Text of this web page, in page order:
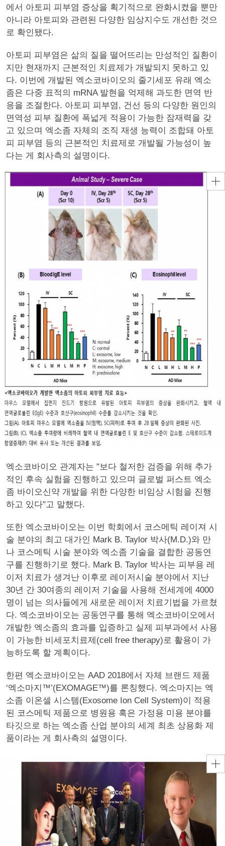
에서 아토피 피부염 증상을 획기적으로 완화시켰을 뿐만
아니라 아토피와 관련된 다양한 임상지수도 개선한 것으
로 확인됐다.
아토피 피부염은 삶의 질을 떨어뜨리는 만성적인 질환이
지만 현재까지 근본적인 치료제가 개발되지 못하고 있
다. 이번에 개발된 엑소코바이오의 줄기세포 유래 엑소
좀은 다중 표적의 mRNA 발현을 억제해 과도한 면역 반
응을 조절한다. 아토피 피부염, 건선 등의 다양한 원인의
면역성 피부 질환에 폭넓게 적용이 가능한 잠재력을 갖
고 있으며 엑소좀 자체의 조직 재생 능력이 조합돼 아토
피 피부염 등의 근본적인 치료제로 개발될 가능성이 높
다는 게 회사측의 설명이다.
엑소코바이오 관계자는 "보다 철저한 검증을 위해 추가
적인 후속 실험을 진행하고 있으며 글로벌 퍼스트 엑소
좀 바이오신약 개발을 위한 다양한 비임상 시험을 진행
하고 있다"고 말했다.
또한 엑소코바이오는 이번 학회에서 코스메틱 레이져 시
술 분야의 최고 대가인 Mark B. Taylor 박사(M.D.)와 만
나 코스메틱 시술 분야와 엑소좀 기술을 결합한 공동연
구를 진행하기로 했다. Mark B. Taylor 박사는 피부용 레
이저 치료가 생겨난 이후로 레이저시술 분야에서 지난
30년 간 30여종의 레이저 기술을 사용해 전세계에 4000
명이 넘는 의사들에게 새로운 레이저 치료기법을 가르쳤
다. 엑소코바이오는 공동연구를 통해 엑소코바이오에서
개발한 엑소좀의 효과를 입증하고 실제 피부과에서 사용
이 가능한 비세포치료제(cell free therapy)로 활용이 가
능하도록 할 계획이다.
한편 엑소코바이오는 AAD 2018에서 자체 브랜드 제품
‘엑소마지™’(EXOMAGE™)를 론칭했다. 엑소마지는 엑
소좀 이온셀 시스템(Exosome Ion Cell System)이 적용
된 코스메틱 제품으로 병원용 혹은 가정용 미용 분야를
타깃으로 하는 엑소좀 산업 분야의 세계 최초 상용화 제
품이라는 게 회사측의 설명이다.